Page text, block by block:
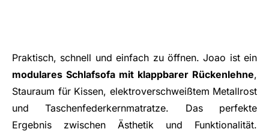
Praktisch, schnell und einfach zu öffnen. Joao ist ein
modulares Schlafsofa mit klappbarer Rückenlehne,
Stauraum für Kissen, elektroverschweißtem Metallrost
und Taschenfederkernmatratze. Das perfekte
Ergebnis zwischen Ästhetik und Funktionalität.